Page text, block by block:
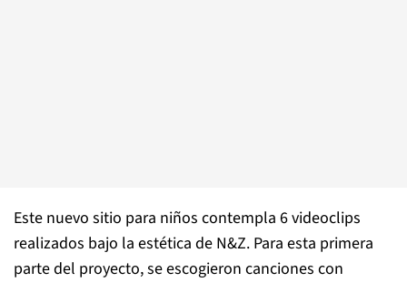
Este nuevo sitio para niños contempla 6 videoclips
realizados bajo la estética de N&Z. Para esta primera
parte del proyecto, se escogieron canciones con